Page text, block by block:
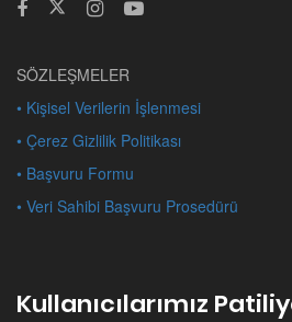
SÖZLEŞMELER
• Kişisel Verilerin İşlenmesi
• Çerez Gizlilik Politikası
• Başvuru Formu
• Veri Sahibi Başvuru Prosedürü
Kullanıcılarımız